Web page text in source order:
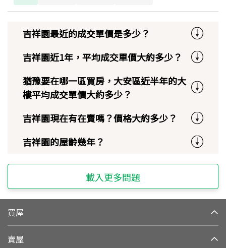
吉祥園最近的成交單價是多少？
吉祥園近1年，平均成交單價大約多少？
猶豫要在哪一區買房，大安區近半年的大
樓平均成交單價大約多少？
吉祥園現在有在賣嗎？價格大約多少？
吉祥園的屋齡幾年？
載入更多問題
買屋
賣屋